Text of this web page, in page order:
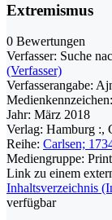
Extremismus
0 Bewertungen
Verfasser: Suche
(Verfasser)
Verfasserangabe:
Medienkennzeichen:
Jahr: März 2018
Verlag: Hamburg :,
Reihe: Carlsen;
Mediengruppe: Print
Link zu einem
Inhaltsverzeichnis
verfügbar